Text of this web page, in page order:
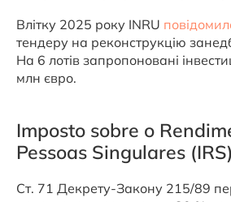
Влітку 2025 року INRU
тендеру на реконструкцію
На 6 лотів запропоновані
млн євро.
Imposto sobre o
Pessoas Singulares (IRS)
Ст. 71 Декрету-Закону 215/89